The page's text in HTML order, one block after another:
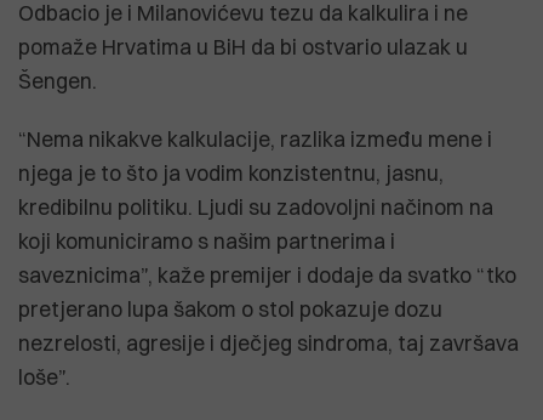
Odbacio je i Milanovićevu tezu da kalkulira i ne
pomaže Hrvatima u BiH da bi ostvario ulazak u
Šengen.
“Nema nikakve kalkulacije, razlika između mene i
njega je to što ja vodim konzistentnu, jasnu,
kredibilnu politiku. Ljudi su zadovoljni načinom na
koji komuniciramo s našim partnerima i
saveznicima”, kaže premijer i dodaje da svatko “tko
pretjerano lupa šakom o stol pokazuje dozu
nezrelosti, agresije i dječjeg sindroma, taj završava
loše”.